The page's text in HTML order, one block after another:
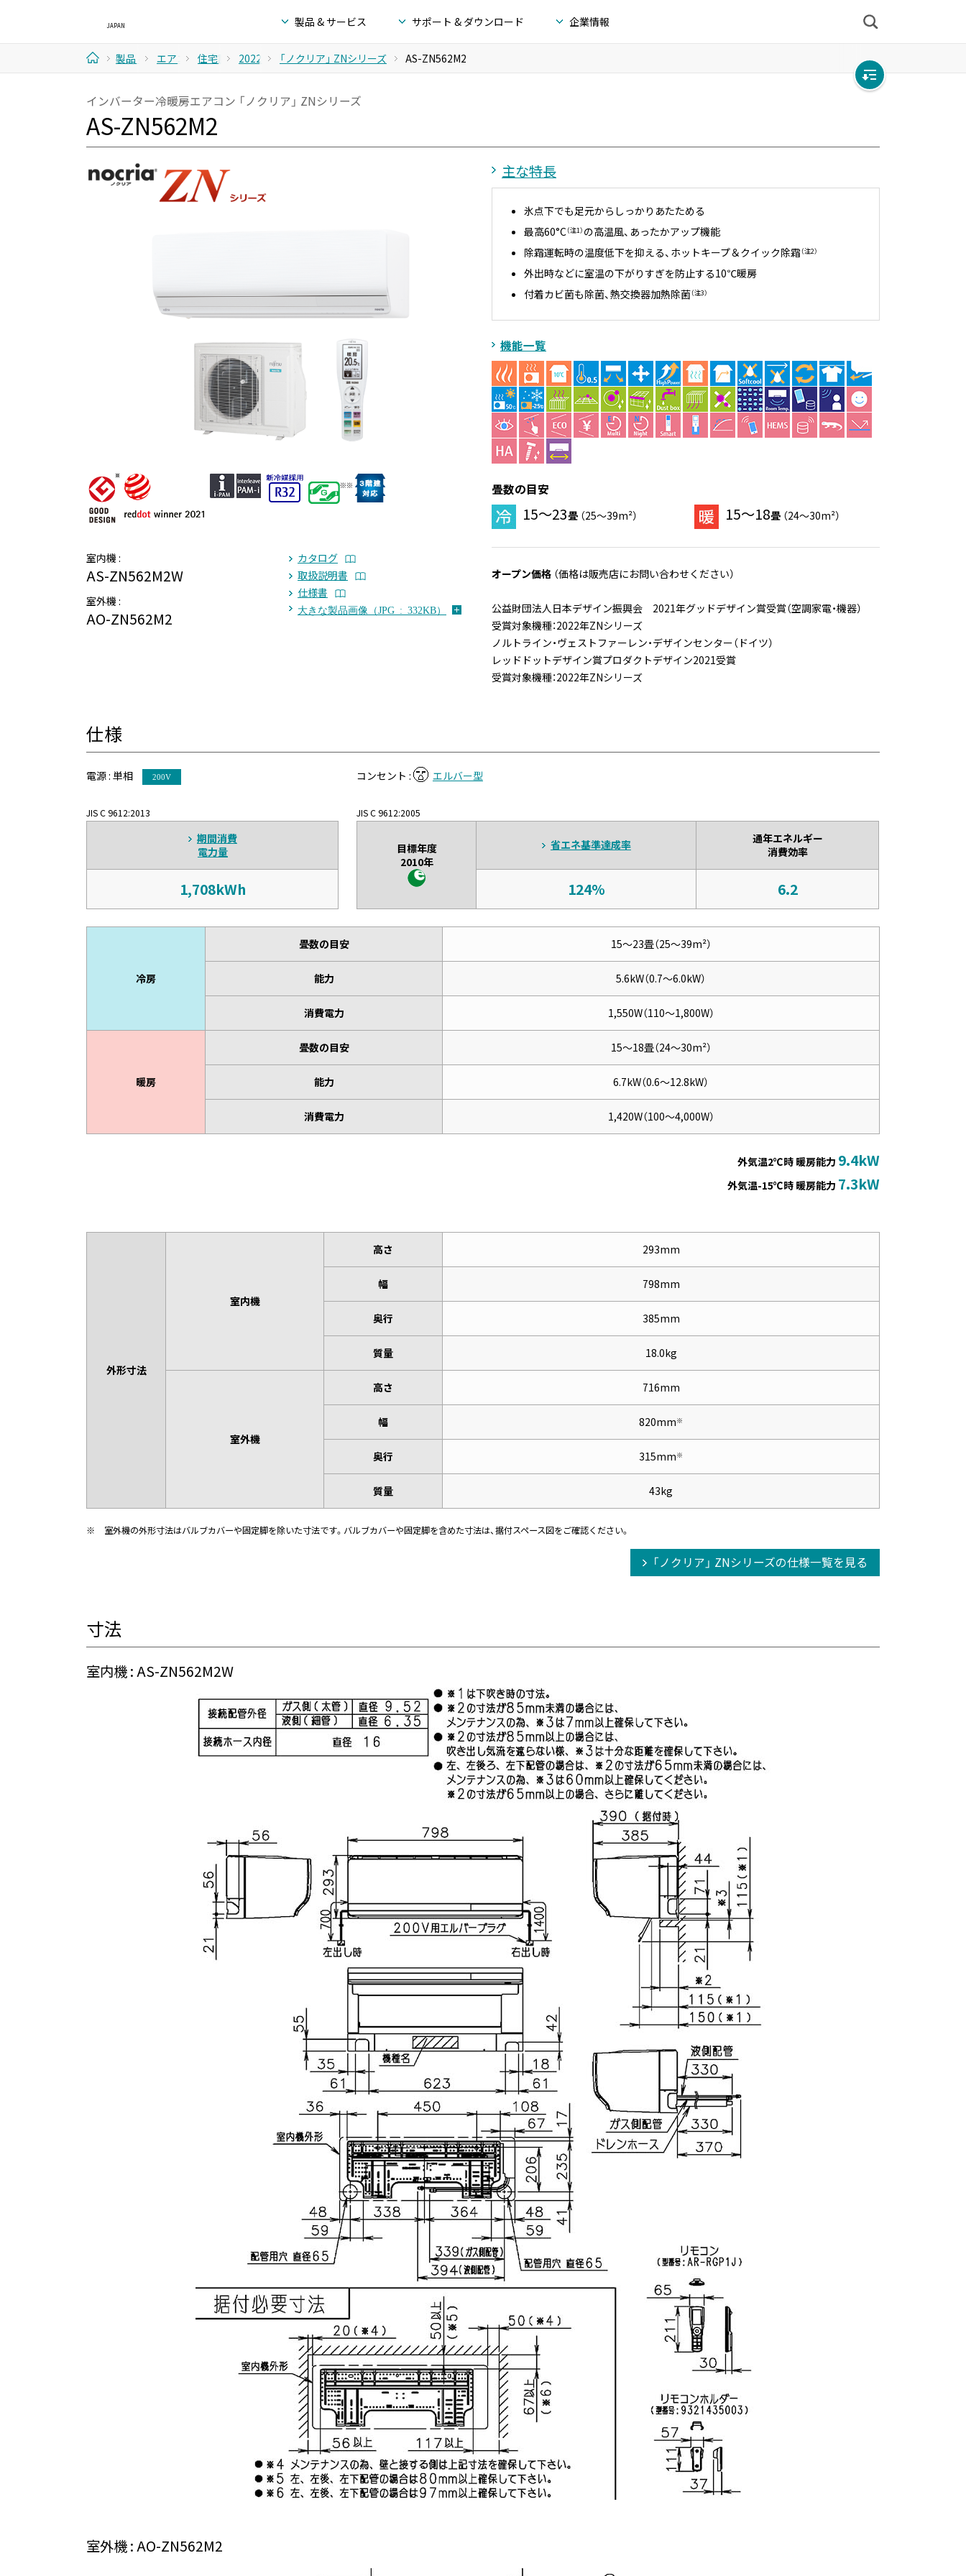
製品 & サービス サポート & ダウンロード
企業情報
ー
ム
製品 &
ス
エアコ
住宅設
モデル
2022年
「ノクリア」 ZNシリーズ AS-ZN562M2
インバーター冷暖房エアコン 「ノクリア」 ZNシリーズ
AS-ZN562M2
室内機 :
AS-ZN562M2W
室外機 :
AO-ZN562M2
カタログ
取扱説明書
仕様書
大きな製品画像（JPG : 332KB）
主な特長
氷点下でも足元からしっかりあたためる
最高60°C（注1） の高温風、あったかアップ機能
除霜運転時の温度低下を抑える、ホットキープ＆クイック除霜（注2）
外出時などに室温の下がりすぎを防止する10℃暖房
付着カビ菌も除菌、熱交換器加熱除菌（注3）
機能一覧
畳数の目安
15～23畳 （25～39m²） 15～18畳 （24～30m²）
オープン価格 （価格は販売店にお問い合わせください）
公益財団法人日本デザイン振興会 2021年グッドデザイン賞受賞（空調家電・機器）
受賞対象機種：2022年ZNシリーズ
ノルトライン・ヴェストファーレン・デザインセンター（ドイツ）
レッドドットデザイン賞プロダクトデザイン2021受賞
受賞対象機種：2022年ZNシリーズ
仕様
電源 : 単相 200V コンセント : エルバー型
JIS C 9612:2013
期間消費
電力量
1,708kWh
JIS C 9612:2005
目標年度
2010年
省エネ基準達成率
通年エネルギー
消費効率
124% 6.2
冷房
畳数の目安 15～23畳（25～39m²）
能力 5.6kW（0.7～6.0kW）
消費電力 1,550W（110～1,800W）
暖房
畳数の目安 15～18畳（24～30m²）
能力 6.7kW（0.6～12.8kW）
消費電力 1,420W（100～4,000W）
外気温2℃時 暖房能力 9.4kW
外気温-15℃時 暖房能力 7.3kW
外形寸法
室内機
高さ 293mm
幅 798mm
奥行 385mm
質量 18.0kg
室外機
高さ 716mm
幅 820mm※
奥行 315mm※
質量 43kg
※ 室外機の外形寸法はバルブカバーや固定脚を除いた寸法です。バルブカバーや固定脚を含めた寸法は、据付スペース図をご確認ください。
「ノクリア」 ZNシリーズの仕様一覧を見る
寸法
室内機 : AS-ZN562M2W
室外機 : AO-ZN562M2